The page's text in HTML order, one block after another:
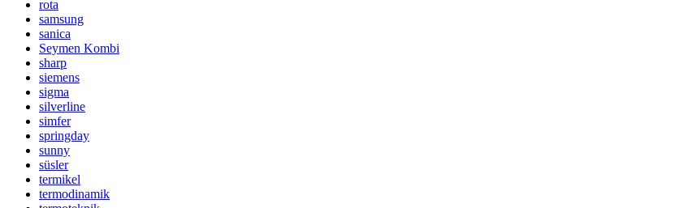
rota
samsung
sanica
Seymen Kombi
sharp
siemens
sigma
silverline
simfer
springday
sunny
süsler
termikel
termodinamik